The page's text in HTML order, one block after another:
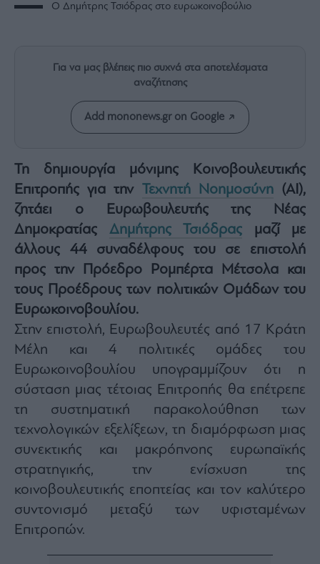
Άρθρα
Auto
Life
&
Style
Υγεία
Architecture
&
Design
Fashion
&
Art
Watches
Yachts
Table
For
Two
Μετοχές
Αγορές
Trader's
Ο Δημήτρης Τσιόδρας στο ευρωκοινοβούλιο
Για να μας βλέπεις πιο συχνά στα αποτελέσματα
αναζήτησης
Add mononews.gr on Google
Τη δημιουργία μόνιμης Κοινοβουλευτικής
Επιτροπής για την Τεχνητή Νοημοσύνη(AI),
ζητάει ο Ευρωβουλευτής της Νέας
Δημοκρατίας Δημήτρης Τσιόδρας μαζί με
άλλους 44 συναδέλφους του σε επιστολή
προς την Πρόεδρο Ρομπέρτα Μέτσολα και
τους Προέδρους των πολιτικών Ομάδων του
Ευρωκοινοβουλίου.
Στην επιστολή, Ευρωβουλευτές από 17 Κράτη
Μέλη και 4 πολιτικές ομάδες του
Ευρωκοινοβουλίου υπογραμμίζουν ότι η
σύσταση μιας τέτοιας Επιτροπής θα επέτρεπε
τη συστηματική παρακολούθηση των
τεχνολογικών εξελίξεων, τη διαμόρφωση μιας
συνεκτικής και μακρόπνοης ευρωπαϊκής
στρατηγικής, την ενίσχυση της
κοινοβουλευτικής εποπτείας και τον καλύτερο
συντονισμό μεταξύ των υφισταμένων
Επιτροπών.